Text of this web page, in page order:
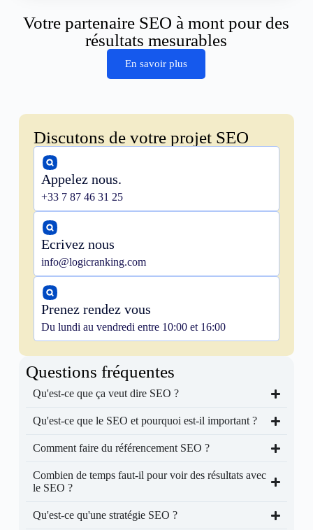
Votre partenaire SEO à mont pour des
résultats mesurables
En savoir plus
Discutons de votre projet SEO
Appelez nous.
+33 7 87 46 31 25
Ecrivez nous
info@logicranking.com
Prenez rendez vous
Du lundi au vendredi entre 10:00 et 16:00
Questions fréquentes
Qu'est-ce que ça veut dire SEO ?
Qu'est-ce que le SEO et pourquoi est-il important ?
Comment faire du référencement SEO ?
Combien de temps faut-il pour voir des résultats avec
le SEO ?
Qu'est-ce qu'une stratégie SEO ?